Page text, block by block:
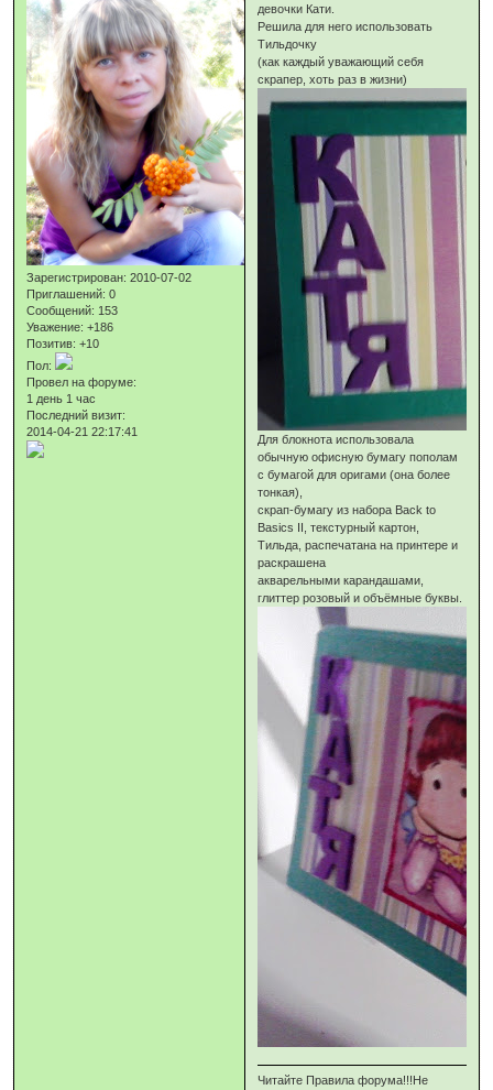
Зарегистрирован: 2010-07-02
Приглашений: 0
Сообщений: 153
Уважение: +186
Позитив: +10
Пол:
Провел на форуме:
1 день 1 час
Последний визит:
2014-04-21 22:17:41
девочки Кати.
Решила для него использовать
Тильдочку
(как каждый уважающий себя
скрапер, хоть раз в жизни)
Для блокнота использовала
обычную офисную бумагу пополам
с бумагой для оригами (она более
тонкая),
скрап-бумагу из набора Back to
Basics II, текстурный картон,
Тильда, распечатана на принтере и
раскрашена
акварельными карандашами,
глиттер розовый и объёмные буквы.
Читайте Правила форума!!!Не